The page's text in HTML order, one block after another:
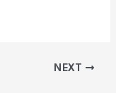
NEXT